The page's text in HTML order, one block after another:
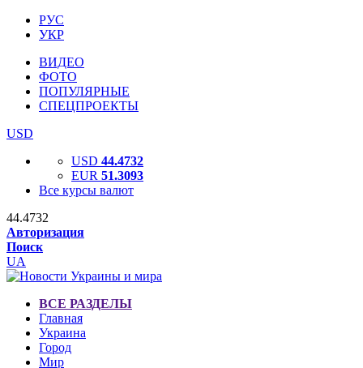
РУС
УКР
ВИДЕО
ФОТО
ПОПУЛЯРНЫЕ
СПЕЦПРОЕКТЫ
USD
USD 44.4732
EUR 51.3093
Все курсы валют
44.4732
Авторизация
Поиск
UA
ВСЕ РАЗДЕЛЫ
Главная
Украина
Город
Мир